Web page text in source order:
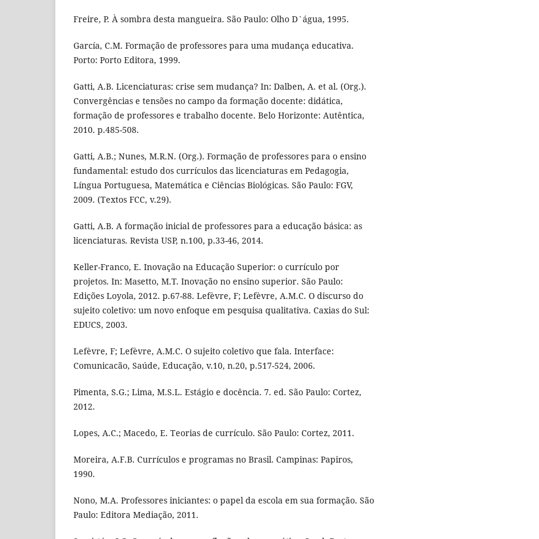
Freire, P. À sombra desta mangueira. São Paulo: Olho D`água, 1995.
García, C.M. Formação de professores para uma mudança educativa.
Porto: Porto Editora, 1999.
Gatti, A.B. Licenciaturas: crise sem mudança? In: Dalben, A. et al. (Org.).
Convergências e tensões no campo da formação docente: didática,
formação de professores e trabalho docente. Belo Horizonte: Autêntica,
2010. p.485-508.
Gatti, A.B.; Nunes, M.R.N. (Org.). Formação de professores para o ensino
fundamental: estudo dos currículos das licenciaturas em Pedagogia,
Língua Portuguesa, Matemática e Ciências Biológicas. São Paulo: FGV,
2009. (Textos FCC, v.29).
Gatti, A.B. A formação inicial de professores para a educação básica: as
licenciaturas. Revista USP, n.100, p.33-46, 2014.
Keller-Franco, E. Inovação na Educação Superior: o currículo por
projetos. In: Masetto, M.T. Inovação no ensino superior. São Paulo:
Edições Loyola, 2012. p.67-88. Lefèvre, F; Lefèvre, A.M.C. O discurso do
sujeito coletivo: um novo enfoque em pesquisa qualitativa. Caxias do Sul:
EDUCS, 2003.
Lefèvre, F; Lefèvre, A.M.C. O sujeito coletivo que fala. Interface:
Comunicacão, Saúde, Educação, v.10, n.20, p.517-524, 2006.
Pimenta, S.G.; Lima, M.S.L. Estágio e docência. 7. ed. São Paulo: Cortez,
2012.
Lopes, A.C.; Macedo, E. Teorias de currículo. São Paulo: Cortez, 2011.
Moreira, A.F.B. Currículos e programas no Brasil. Campinas: Papiros,
1990.
Nono, M.A. Professores iniciantes: o papel da escola em sua formação. São
Paulo: Editora Mediação, 2011.